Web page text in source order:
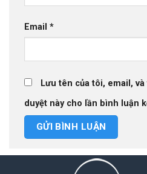
Email *
Lưu tên của tôi, email,
duyệt này cho lần bình luận